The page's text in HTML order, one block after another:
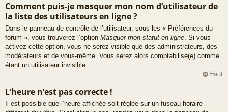
Comment puis-je masquer mon nom d’utilisateur de
la liste des utilisateurs en ligne ?
Dans le panneau de contrôle de l’utilisateur, sous les « Préférences du
forum », vous trouverez l’option Masquer mon statut en ligne. Si vous
activez cette option, vous ne serez visible que des administrateurs, des
modérateurs et de vous-même. Vous serez alors comptabilisé(e) comme
étant un utilisateur invisible.
Haut
L’heure n’est pas correcte !
Il est possible que l’heure affichée soit réglée sur un fuseau horaire